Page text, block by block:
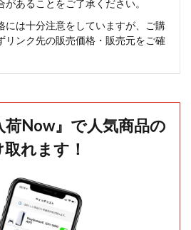
あることをご了承ください。
には十分注意をしていますが、ご購
リンク先の販売価格・販売元をご確
Now』で人気商品の
れます！